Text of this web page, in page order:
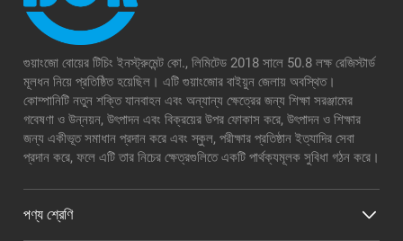
গুয়াংজো বোয়ের টিচিং ইনস্ট্রুমেন্ট কো., লিমিটেড 2018 সালে 50.8 লক্ষ রেজিস্টার্ড
মূলধন নিয়ে প্রতিষ্ঠিত হয়েছিল। এটি গুয়াংজোর বাইয়ুন জেলায় অবস্থিত।
কোম্পানিটি নতুন শক্তি যানবাহন এবং অন্যান্য ক্ষেত্রের জন্য শিক্ষা সরঞ্জামের
গবেষণা ও উন্নয়ন, উৎপাদন এবং বিক্রয়ের উপর ফোকাস করে, উৎপাদন ও শিক্ষার
জন্য একীভূত সমাধান প্রদান করে এবং স্কুল, পরীক্ষার প্রতিষ্ঠান ইত্যাদির সেবা
প্রদান করে, ফলে এটি তার নিচের ক্ষেত্রগুলিতে একটি পার্থক্যমূলক সুবিধা গঠন করে।
পণ্য শ্রেণি